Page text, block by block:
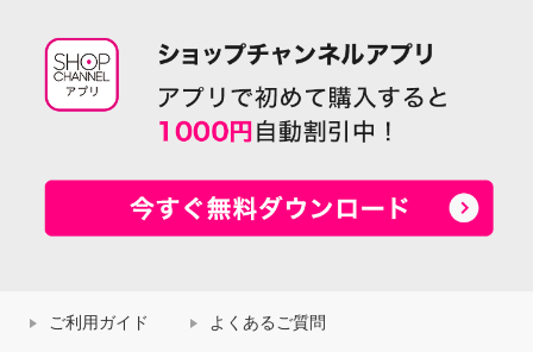
ご利用ガイド よくあるご質問